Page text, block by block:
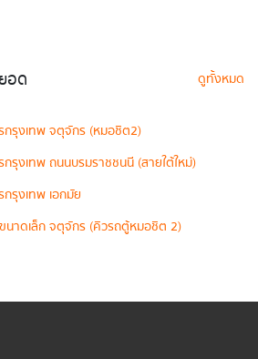
อด ดูทั้งหมด
รุงเทพ จตุจักร (หมอชิต2)
รุงเทพ ถนนบรมราชชนนี (สายใต้ใหม่)
รุงเทพ เอกมัย
นาดเล็ก จตุจักร (คิวรถตู้หมอชิต 2)